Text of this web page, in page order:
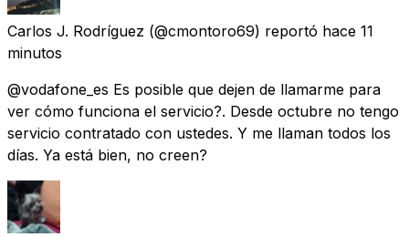
Carlos J. Rodríguez (@cmontoro69) reportó hace 11
minutos
@vodafone_es Es posible que dejen de llamarme para
ver cómo funciona el servicio?. Desde octubre no tengo
servicio contratado con ustedes. Y me llaman todos los
días. Ya está bien, no creen?